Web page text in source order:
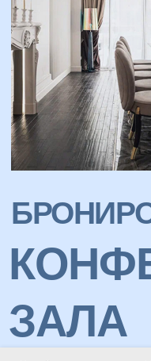
Размещение
в наших
Подключение
для Гостей
ОБ
НОМЕРА
СПА
РЕСТОРАН